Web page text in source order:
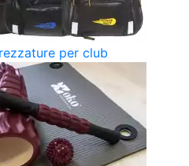
per club